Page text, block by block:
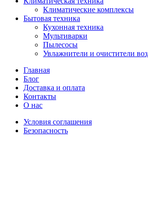
Климатические комплексы
Бытовая техника
Кухонная техника
Мультиварки
Пылесосы
Увлажнители и очистители
Главная
Блог
Доставка и оплата
Контакты
О нас
Условия соглашения
Безопасность